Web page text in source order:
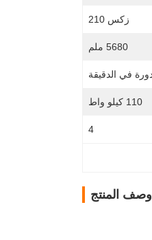
زكس 210
5680 ملم
110 كيلو واط
4
وصف المنتج